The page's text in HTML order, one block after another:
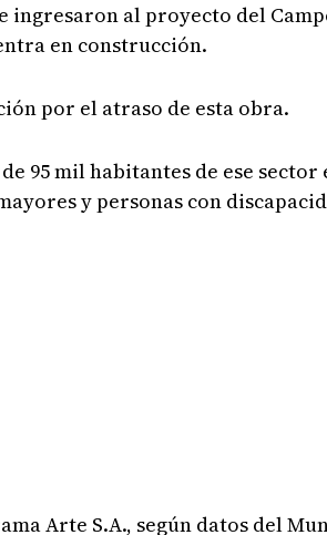
ingresaron al proyecto del
en construcción.
por el atraso de esta obra.
95 mil habitantes de ese
y personas con
Arte S.A., según datos del